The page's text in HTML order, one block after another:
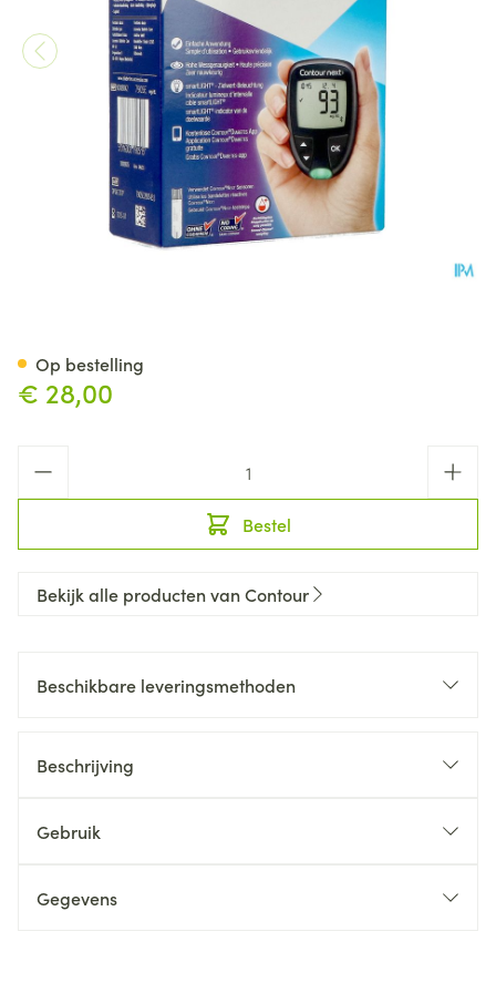
€ 28,00
Bestel
Op bestelling
Bekijk alle producten van Contour
Beschikbare leveringsmethoden
Beschrijving
Gebruik
Gegevens